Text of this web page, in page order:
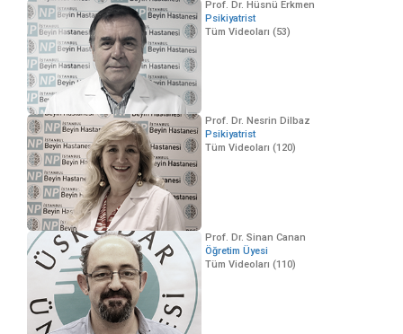
Prof. Dr. Hüsnü Erkmen
Psikiyatrist
Tüm Videoları (53)
Prof. Dr. Nesrin Dilbaz
Psikiyatrist
Tüm Videoları (120)
Prof. Dr. Sinan Canan
Öğretim Üyesi
Tüm Videoları (110)